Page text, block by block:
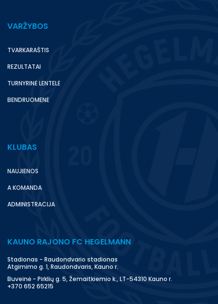
VARŽYBOS
TVARKARAŠTIS
REZULTATAI
TURNYRINĖ LENTELĖ
BENDRUOMENĖ
KLUBAS
NAUJIENOS
A KOMANDA
ADMINISTRACIJA
KAUNO RAJONO FC HEGELMANN
Stadionas - Raudondvario stadionas
Atgimimo g. 1, Raudondvaris, Kauno r.
Buveinė - Pirklių g. 5, Žemaitkiemio k., LT-54310 Kauno r.
+370 652 65215